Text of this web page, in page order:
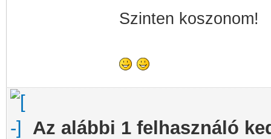
Szinten koszonom!
Az alábbi 1 felhasználó